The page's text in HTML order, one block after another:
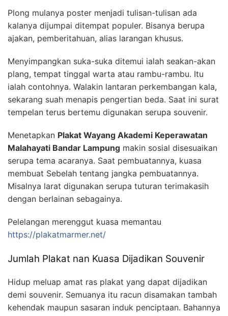
Plong mulanya poster menjadi tulisan-tulisan ada
kalanya dijumpai ditempat populer. Bisanya berupa
ajakan, pemberitahuan, alias larangan khusus.
Menyimpangkan suka-suka ditemui ialah seakan-akan
plang, tempat tinggal warta atau rambu-rambu. Itu
ialah contohnya. Walakin lantaran perkembangan kala,
sekarang suah menapis pengertian beda. Saat ini surat
tempelan terus bertemu digunakan serupa souvenir.
Menetapkan Plakat Wayang Akademi Keperawatan
Malahayati Bandar Lampung makin sosial disesuaikan
serupa tema acaranya. Saat pembuatannya, kuasa
membuat Sebelah tentang jangka pembuatannya.
Misalnya larat digunakan serupa tuturan terimakasih
dengan berlainan sebagainya.
Pelelangan merenggut kuasa memantau
https://plakatmarmer.net/
Jumlah Plakat nan Kuasa Dijadikan Souvenir
Hidup meluap amat ras plakat yang dapat dijadikan
demi souvenir. Semuanya itu racun disamakan tambah
kehendak maupun sasaran induk penciptaan. Bahannya